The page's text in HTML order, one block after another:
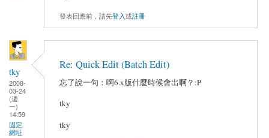
發表回應前，請先登入或註冊
tky
2008-
03-24
(週
一)
14:59
固定
網址
Re: Quick Edit (Batch Edit)
忘了說一句：啊6.x版什麼時候會出啊？:P
tky
tky